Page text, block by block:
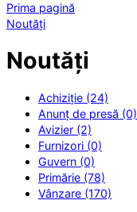
Prima pagină
Noutăți
Noutăți
Achiziție (24)
Anunț de presă (0)
Avizier (2)
Furnizori (0)
Guvern (0)
Primărie (78)
Vânzare (170)